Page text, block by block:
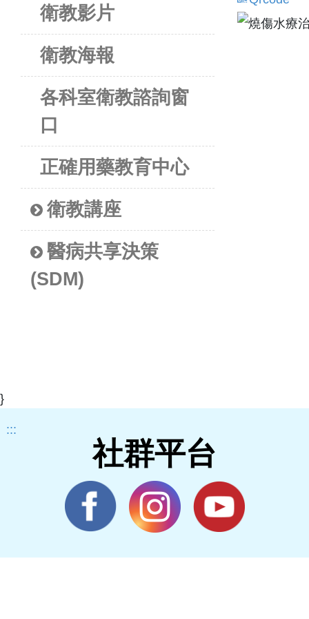
衛教影片
衛教海報
各科室衛教諮詢窗
口
正確用藥教育中心
衛教講座
醫病共享決策
(SDM)
}
:::
社群平台